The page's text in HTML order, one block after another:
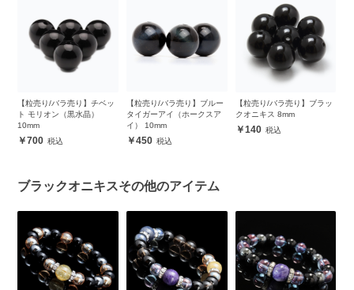
【粒売り/バラ売り】チベッ
ト モリオン（黒水晶）
10mm
700
【粒売り/バラ売り】ブルー
タイガーアイ（ホークスア
イ） 10mm
450
【粒売り/バラ売り】ブラッ
クオニキス 8mm
140
ブラックオニキスその他のアイテム